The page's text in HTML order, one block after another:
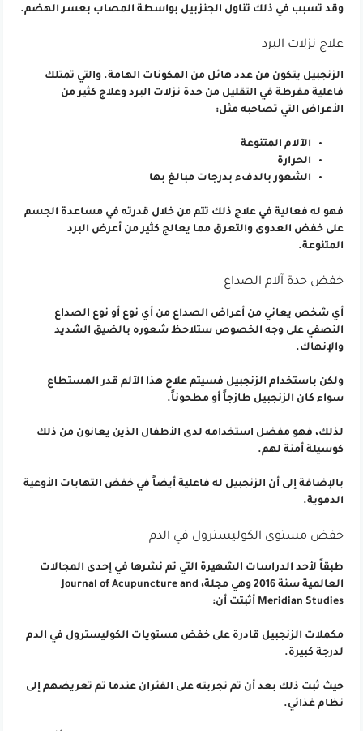
وقد تسبب في ذلك تناول الجنزبيل بواسطة المصاب بعسر الهضم.
علاج نزلات البرد
الزنجبيل يتكون من عدد هائل من المكونات الهامة. والتي تمتلك
فاعلية مفرطة في التقليل من حدة نزلات البرد وعلاج كثير من
الأعراض التي تصاحبه مثل:
الآلام المتنوعة
الحرارة
الشعور بالدفء بدرجات مبالغ بها
فهو له فعالية في علاج ذلك تتم من خلال قدرته في مساعدة الجسم
على خفض العدوى والتعرق مما يعالج كثير من أعرض البرد
المتنوعة.
خفض حدة آلام الصداع
أي شخص يعاني من أعراض الصداع من أي نوع أو نوع الصداع
النصفي على وجه الخصوص ستلاحظ شعوره بالضيق الشديد
والإنهاك.
ولكن باستخدام الزنجبيل فسيتم علاج هذا الآلم قدر المستطاع
سواء كان الزنجبيل طازجاً أو مطحوناً.
لذلك، فهو مفضل استخدامه لدى الأطفال الذين يعانون من ذلك
كوسيلة أمنة لهم.
بالإضافة إلى أن الزنجبيل له فاعلية أيضاً في خفض التهابات الأوعية
الدموية.
خفض مستوى الكوليسترول في الدم
طبقاً لأحد الدراسات الشهيرة التي تم نشرها في إحدى المجالات
العالمية سنة 2016 وهي مجلة، Journal of Acupuncture and
Meridian Studies أثبتت أن:
مكملات الزنجبيل قادرة على خفض مستويات الكوليسترول في الدم
لدرجة كبيرة.
حيث ثبت ذلك بعد أن تم تجربته على الفئران عندما تم تعريضهم إلى
نظام غذائي.